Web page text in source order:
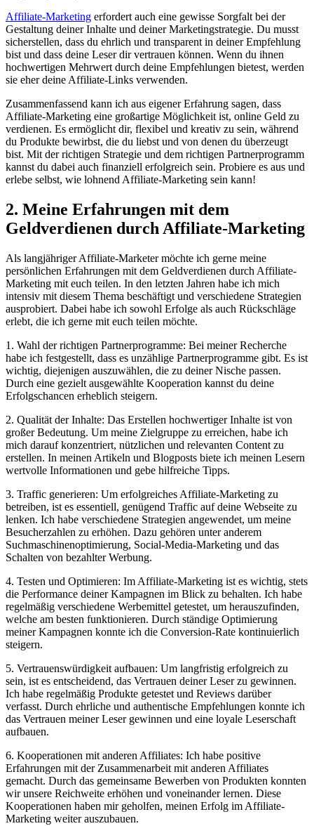
Affiliate-Marketing erfordert auch eine gewisse Sorgfalt bei der
Gestaltung deiner Inhalte und deiner Marketingstrategie. Du musst
sicherstellen, dass du ehrlich und transparent in deiner Empfehlung
bist und dass deine Leser dir vertrauen können. Wenn du ihnen
hochwertigen Mehrwert durch deine Empfehlungen bietest, werden
sie eher deine Affiliate-Links verwenden.
Zusammenfassend kann ich aus eigener Erfahrung sagen, dass
Affiliate-Marketing eine großartige Möglichkeit ist, online Geld zu
verdienen. Es ermöglicht dir, flexibel und kreativ zu sein, während
du Produkte bewirbst, die du liebst und von denen du überzeugt
bist. Mit der richtigen Strategie und dem richtigen Partnerprogramm
kannst du dabei auch finanziell erfolgreich sein. Probiere es aus und
erlebe selbst, wie lohnend Affiliate-Marketing sein kann!
2. Meine Erfahrungen mit dem
Geldverdienen durch Affiliate-Marketing
Als langjähriger Affiliate-Marketer möchte ich gerne meine
persönlichen Erfahrungen mit dem Geldverdienen durch Affiliate-
Marketing mit euch teilen. In den letzten Jahren habe ich mich
intensiv mit diesem Thema beschäftigt und verschiedene Strategien
ausprobiert. Dabei habe ich sowohl Erfolge als auch Rückschläge
erlebt, die ich gerne mit euch teilen möchte.
1. Wahl der richtigen Partnerprogramme: Bei meiner Recherche
habe ich festgestellt, dass es unzählige Partnerprogramme gibt. Es ist
wichtig, diejenigen auszuwählen, die zu deiner Nische passen.
Durch eine gezielt ausgewählte Kooperation kannst du deine
Erfolgschancen erheblich steigern.
2. Qualität der Inhalte: Das Erstellen hochwertiger Inhalte ist von
großer Bedeutung. Um meine Zielgruppe zu erreichen, habe ich
mich darauf konzentriert, nützlichen und relevanten Content zu
erstellen. In meinen Artikeln und Blogposts biete ich meinen Lesern
wertvolle Informationen und gebe hilfreiche Tipps.
3. Traffic generieren: Um erfolgreiches Affiliate-Marketing zu
betreiben, ist es essentiell, genügend Traffic auf deine Webseite zu
lenken. Ich habe verschiedene Strategien angewendet, um meine
Besucherzahlen zu erhöhen. Dazu gehören unter anderem
Suchmaschinenoptimierung, Social-Media-Marketing und das
Schalten von bezahlter Werbung.
4. Testen und Optimieren: Im Affiliate-Marketing ist es wichtig, stets
die Performance deiner Kampagnen im Blick zu behalten. Ich habe
regelmäßig verschiedene Werbemittel getestet, um herauszufinden,
welche am besten funktionieren. Durch ständige Optimierung
meiner Kampagnen konnte ich die Conversion-Rate kontinuierlich
steigern.
5. Vertrauenswürdigkeit aufbauen: Um langfristig erfolgreich zu
sein, ist es entscheidend, das Vertrauen deiner Leser zu gewinnen.
Ich habe regelmäßig Produkte getestet und Reviews darüber
verfasst. Durch ehrliche und authentische Empfehlungen konnte ich
das Vertrauen meiner Leser gewinnen und eine loyale Leserschaft
aufbauen.
6. Kooperationen mit anderen Affiliates: Ich habe positive
Erfahrungen mit der Zusammenarbeit mit anderen Affiliates
gemacht. Durch das gemeinsame Bewerben von Produkten konnten
wir unsere Reichweite erhöhen und voneinander lernen. Diese
Kooperationen haben mir geholfen, meinen Erfolg im Affiliate-
Marketing weiter auszubauen.